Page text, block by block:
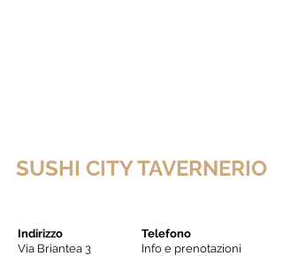
SUSHI CITY TAVERNERIO
Indirizzo
Via Briantea 3
Telefono
Info e prenotazioni